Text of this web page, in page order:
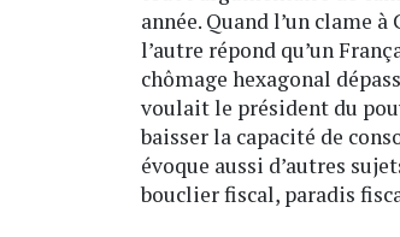
année. Quand l’un clame
l’autre répond qu’un
chômage hexagonal
voulait le président du
baisser la capacité de
évoque aussi d’autres
bouclier fiscal, paradis